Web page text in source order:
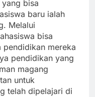
bisa
baru ialah
Melalui
bisa
pendidikan mereka
pendidikan yang
magang
untuk
telah dipelajari di